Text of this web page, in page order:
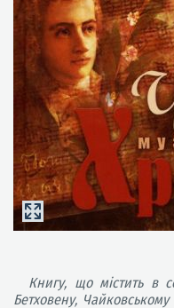
Книгу, що містить в
Бетховену,